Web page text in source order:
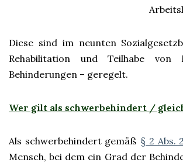
Diese sind im neunten
Rehabilitation und Teilhabe von
Behinderungen – geregelt.
Wer gilt als schwerbehindert /
Als schwerbehindert gemäß § 2 Abs.
Mensch, bei dem ein Grad der